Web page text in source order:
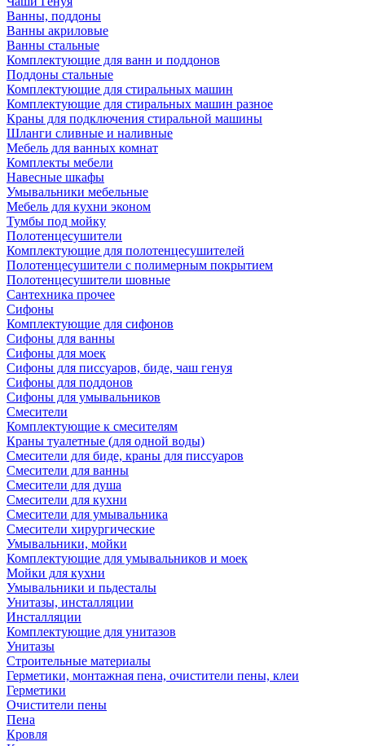
Ванны, поддоны
Ванны акриловые
Ванны стальные
Комплектующие для ванн и поддонов
Поддоны стальные
Комплектующие для стиральных машин
Комплектующие для стиральных машин разное
Краны для подключения стиральной машины
Шланги сливные и наливные
Мебель для ванных комнат
Комплекты мебели
Навесные шкафы
Умывальники мебельные
Мебель для кухни эконом
Тумбы под мойку
Полотенцесушители
Комплектующие для полотенцесушителей
Полотенцесушители с полимерным покрытием
Полотенцесушители шовные
Сантехника прочее
Сифоны
Комплектующие для сифонов
Сифоны для ванны
Сифоны для моек
Сифоны для писсуаров, биде, чаш генуя
Сифоны для поддонов
Сифоны для умывальников
Смесители
Комплектующие к смесителям
Краны туалетные (для одной воды)
Смесители для биде, краны для писсуаров
Смесители для ванны
Смесители для душа
Смесители для кухни
Смесители для умывальника
Смесители хирургические
Умывальники, мойки
Комплектующие для умывальников и моек
Мойки для кухни
Умывальники и пьдесталы
Унитазы, инсталляции
Инсталляции
Комплектующие для унитазов
Унитазы
Строительные материалы
Герметики, монтажная пена, очистители пены, клеи
Герметики
Очистители пены
Пена
Кровля